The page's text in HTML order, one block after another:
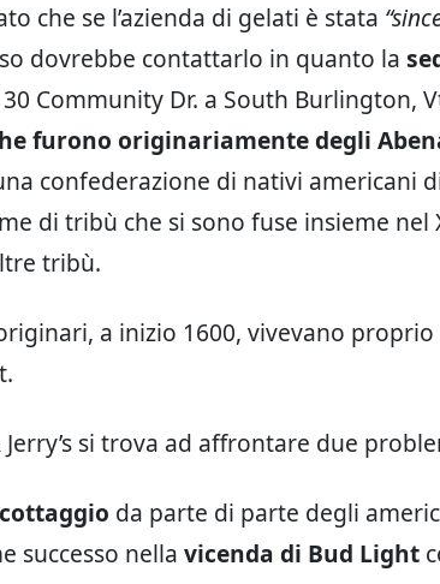
che se l’azienda di gelati è stata
dovrebbe contattarlo in quanto la
Community Dr. a South Burlington,
furono originariamente degli
confederazione di nativi americani
di tribù che si sono fuse insieme nel
tribù.
a inizio 1600, vivevano
si trova ad affrontare due
da parte di parte degli
successo nella vicenda di Bud Light